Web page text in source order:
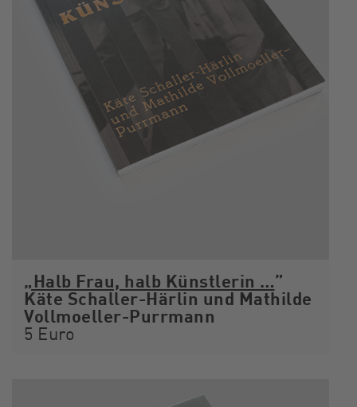
„Halb Frau, halb Künstlerin …”
Käte Schaller-Härlin und Mathilde
Vollmoeller-Purrmann
5 Euro